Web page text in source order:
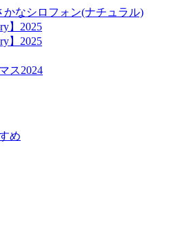
かなシロフォン(ナチュラル)
】2025
】2025
ス2024
め